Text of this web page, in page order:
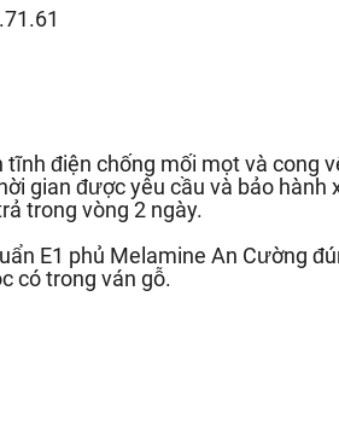
điện chống mối mọt và cong
gian được yêu cầu và bảo
trong vòng 2 ngày.
E1 phủ Melamine An Cường
có trong ván gỗ.